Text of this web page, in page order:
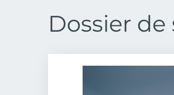
Dossier